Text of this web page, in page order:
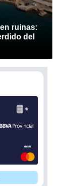
ruinas:
del